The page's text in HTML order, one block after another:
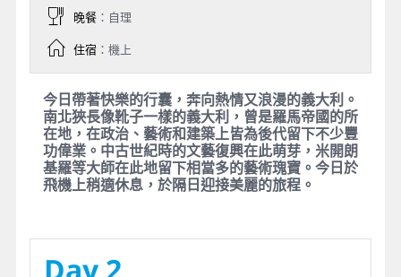
晚餐：自理
住宿：機上
今日帶著快樂的行囊，奔向熱情又浪漫的義大利。
南北狹長像靴子一樣的義大利，曾是羅馬帝國的所
在地，在政治、藝術和建築上皆為後代留下不少豐
功偉業。中古世紀時的文藝復興在此萌芽，米開朗
基羅等大師在此地留下相當多的藝術瑰寶。今日於
飛機上稍適休息，於隔日迎接美麗的旅程。